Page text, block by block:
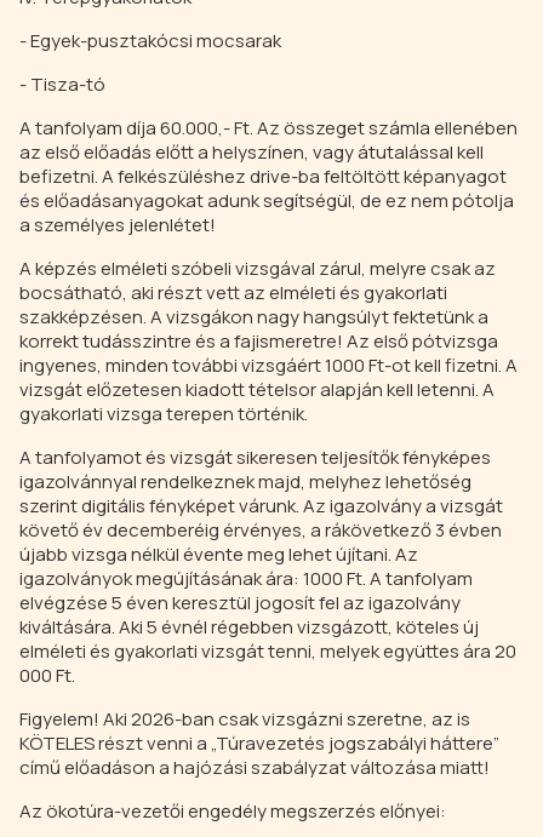
- Egyek-pusztakócsi mocsarak
- Tisza-tó
A tanfolyam díja 60.000,- Ft. Az összeget számla ellenében
az első előadás előtt a helyszínen, vagy átutalással kell
befizetni. A felkészüléshez drive-ba feltöltött képanyagot
és előadásanyagokat adunk segítségül, de ez nem pótolja
a személyes jelenlétet!
A képzés elméleti szóbeli vizsgával zárul, melyre csak az
bocsátható, aki részt vett az elméleti és gyakorlati
szakképzésen. A vizsgákon nagy hangsúlyt fektetünk a
korrekt tudásszintre és a fajismeretre! Az első pótvizsga
ingyenes, minden további vizsgáért 1000 Ft-ot kell fizetni. A
vizsgát előzetesen kiadott tételsor alapján kell letenni. A
gyakorlati vizsga terepen történik.
A tanfolyamot és vizsgát sikeresen teljesítők fényképes
igazolvánnyal rendelkeznek majd, melyhez lehetőség
szerint digitális fényképet várunk. Az igazolvány a vizsgát
követő év decemberéig érvényes, a rákövetkező 3 évben
újabb vizsga nélkül évente meg lehet újítani. Az
igazolványok megújításának ára: 1000 Ft. A tanfolyam
elvégzése 5 éven keresztül jogosít fel az igazolvány
kiváltására. Aki 5 évnél régebben vizsgázott, köteles új
elméleti és gyakorlati vizsgát tenni, melyek együttes ára 20
000 Ft.
Figyelem! Aki 2026-ban csak vizsgázni szeretne, az is
KÖTELES részt venni a „Túravezetés jogszabályi háttere”
című előadáson a hajózási szabályzat változása miatt!
Az ökotúra-vezetői engedély megszerzés előnyei: